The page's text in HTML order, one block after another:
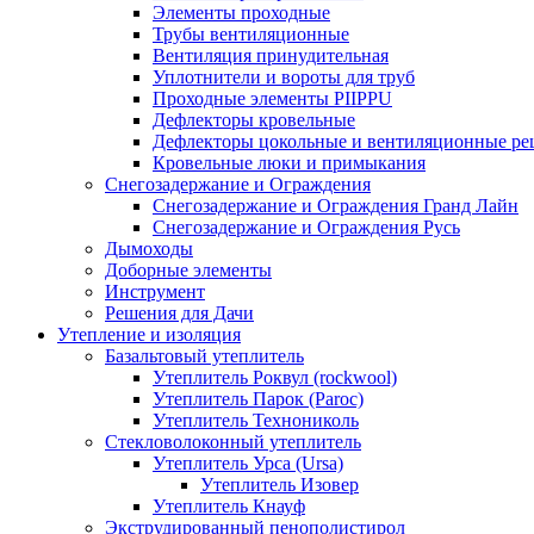
Элементы проходные
Трубы вентиляционные
Вентиляция принудительная
Уплотнители и вороты для труб
Проходные элементы PIIPPU
Дефлекторы кровельные
Дефлекторы цокольные и вентиляционные
Кровельные люки и примыкания
Снегозадержание и Ограждения
Снегозадержание и Ограждения Гранд Лайн
Снегозадержание и Ограждения Русь
Дымоходы
Доборные элементы
Инструмент
Решения для Дачи
Утепление и изоляция
Базальтовый утеплитель
Утеплитель Роквул (rockwool)
Утеплитель Парок (Paroc)
Утеплитель Технониколь
Стекловолоконный утеплитель
Утеплитель Урса (Ursa)
Утеплитель Изовер
Утеплитель Кнауф
Экструдированный пенополистирол